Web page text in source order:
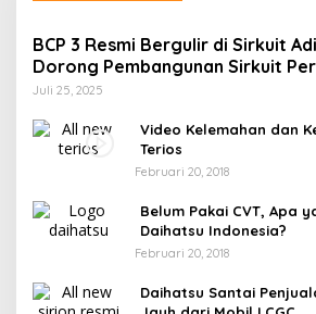
BCP 3 Resmi Bergulir di Sirkuit
Dorong Pembangunan Sirkuit
Juli 25, 2025
Video Kelemahan dan
Terios
Februari 20, 2018
Belum Pakai CVT, Apa
Daihatsu Indonesia?
Februari 20, 2018
Daihatsu Santai